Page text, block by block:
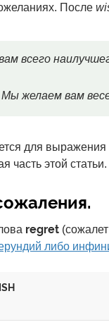
После
всего
Мы желаем вам
для
часть этой статьи.
regret
либо